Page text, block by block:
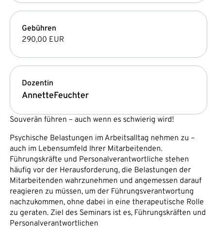
Gebühren
290,00 EUR
Dozentin
AnnetteFeuchter
Souverän führen – auch wenn es schwierig wird!
Psychische Belastungen im Arbeitsalltag nehmen zu –
auch im Lebensumfeld Ihrer Mitarbeitenden.
Führungskräfte und Personalverantwortliche stehen
häufig vor der Herausforderung, die Belastungen der
Mitarbeitenden wahrzunehmen und angemessen darauf
reagieren zu müssen, um der Führungsverantwortung
nachzukommen, ohne dabei in eine therapeutische Rolle
zu geraten. Ziel des Seminars ist es, Führungskräften und
Personalverantwortlichen